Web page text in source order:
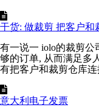
干货: 做裁剪 把客户和
有一说一 iolo的裁剪公
够的订单, 从而满足多
有把客户和裁剪仓库连
意大利电子发票